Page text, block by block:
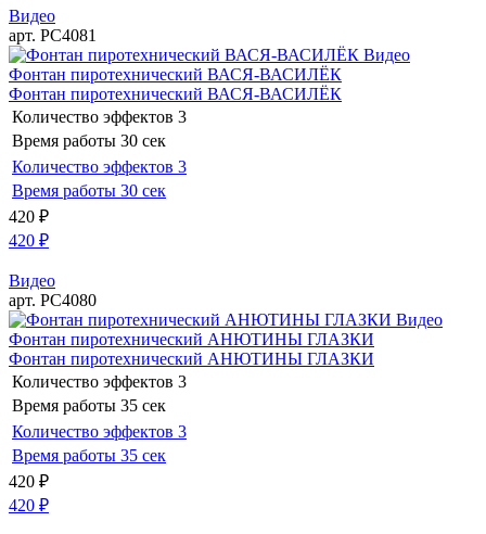
Видео
арт. РС4081
Видео
Фонтан пиротехнический ВАСЯ-ВАСИЛЁК
Фонтан пиротехнический ВАСЯ-ВАСИЛЁК
Количество эффектов 3
Время работы 30 сек
Количество эффектов 3
Время работы 30 сек
420 ₽
420 ₽
Видео
арт. РС4080
Видео
Фонтан пиротехнический АНЮТИНЫ ГЛАЗКИ
Фонтан пиротехнический АНЮТИНЫ ГЛАЗКИ
Количество эффектов 3
Время работы 35 сек
Количество эффектов 3
Время работы 35 сек
420 ₽
420 ₽